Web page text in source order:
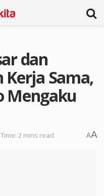
dan
Kerja Sama,
Mengaku
2 mins read AA